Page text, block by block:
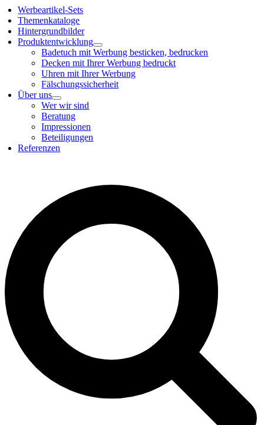
Werbeartikel-Sets
Themenkataloge
Hintergrundbilder
Produktentwicklung
Badetuch mit Werbung besticken, bedrucken
Decken mit Ihrer Werbung bedruckt
Uhren mit Ihrer Werbung
Fälschungssicherheit
Über uns
Wer wir sind
Beratung
Impressionen
Beteiligungen
Referenzen